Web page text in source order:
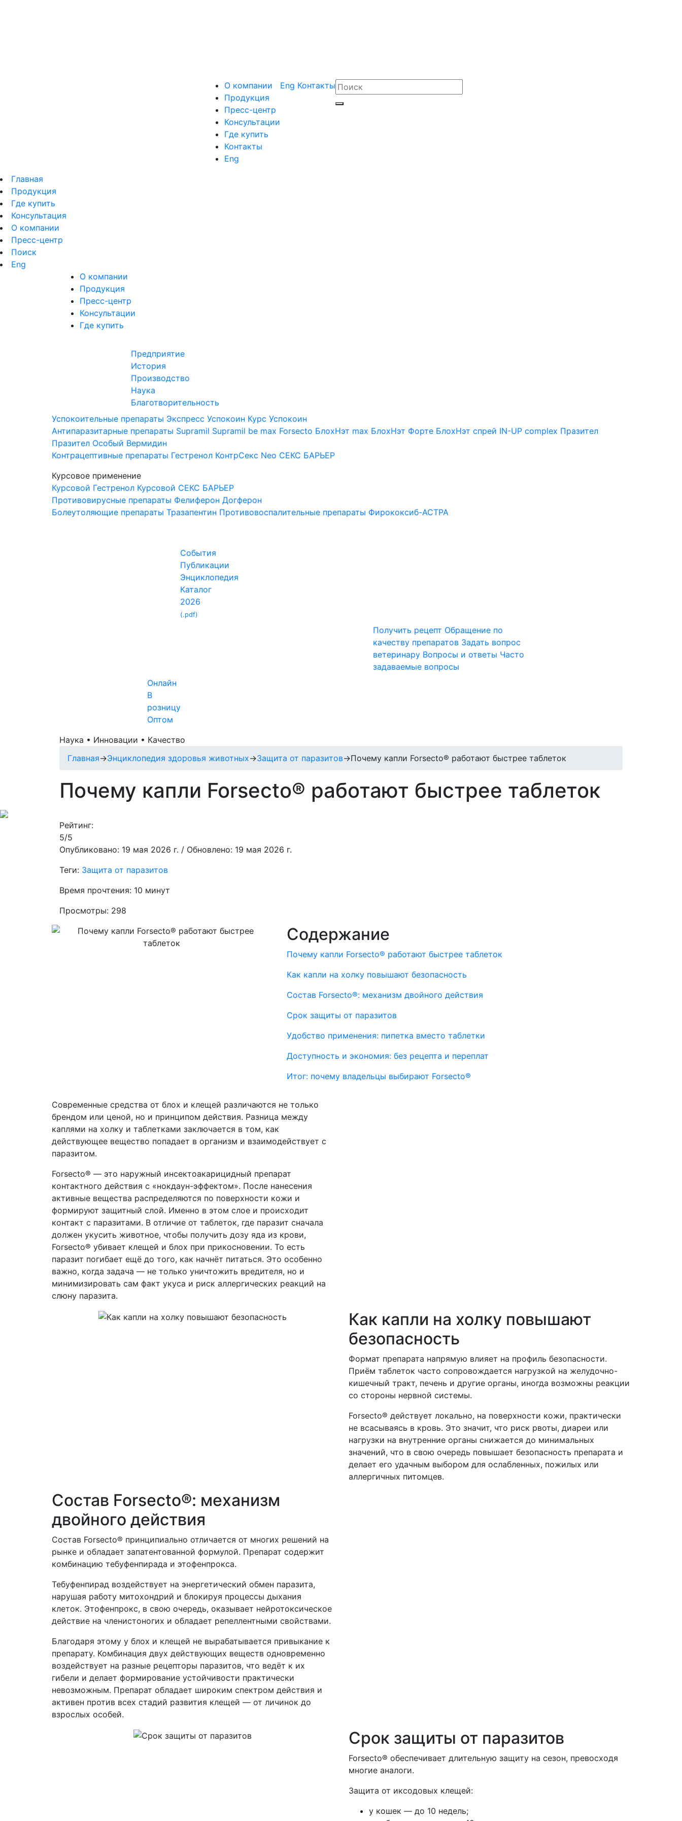
О компании
Продукция
Пресс-центр
Консультации
Где купить
Контакты
Eng
Eng Контакты
Главная
Продукция
Где купить
Консультация
О компании
Пресс-центр
Поиск
Eng
О компании
Продукция
Пресс-центр
Консультации
Где купить
Предприятие
История
Производство
Наука
Благотворительность
Успокоительные препараты Экспресс Успокоин Курс Успокоин
Антипаразитарные препараты Supramil Supramil be max Forsecto БлохНэт max БлохНэт Форте БлохНэт спрей IN-UP complex Празител
Празител Особый Вермидин
Контрацептивные препараты Гестренол КонтрСекс Neo СЕКС БАРЬЕР
Курсовое применение
Курсовой Гестренол Курсовой СЕКС БАРЬЕР
Противовирусные препараты Фелиферон Догферон
Болеутоляющие препараты Тразапентин Противовоспалительные препараты Фирококсиб-АСТРА
События
Публикации
Энциклопедия
Каталог
2026
(.pdf)
Получить рецепт Обращение по
качеству препаратов Задать вопрос
ветеринару Вопросы и ответы Часто
задаваемые вопросы
Онлайн
В
розницу
Оптом
Наука • Инновации • Качество
Главная→Энциклопедия здоровья животных→Защита от паразитов→Почему капли Forsecto® работают быстрее таблеток
Почему капли Forsecto® работают быстрее таблеток
Рейтинг:
5/5
Опубликовано: 19 мая 2026 г. / Обновлено: 19 мая 2026 г.
Теги: Защита от паразитов
Время прочтения: 10 минут
Просмотры: 298
Содержание
Почему капли Forsecto® работают быстрее таблеток
Как капли на холку повышают безопасность
Состав Forsecto®: механизм двойного действия
Срок защиты от паразитов
Удобство применения: пипетка вместо таблетки
Доступность и экономия: без рецепта и переплат
Итог: почему владельцы выбирают Forsecto®
Современные средства от блох и клещей различаются не только
брендом или ценой, но и принципом действия. Разница между
каплями на холку и таблетками заключается в том, как
действующее вещество попадает в организм и взаимодействует с
паразитом.
Forsecto® — это наружный инсектоакарицидный препарат
контактного действия с «нокдаун-эффектом». После нанесения
активные вещества распределяются по поверхности кожи и
формируют защитный слой. Именно в этом слое и происходит
контакт с паразитами. В отличие от таблеток, где паразит сначала
должен укусить животное, чтобы получить дозу яда из крови,
Forsecto® убивает клещей и блох при прикосновении. То есть
паразит погибает ещё до того, как начнёт питаться. Это особенно
важно, когда задача — не только уничтожить вредителя, но и
минимизировать сам факт укуса и риск аллергических реакций на
слюну паразита.
Как капли на холку повышают
безопасность
Формат препарата напрямую влияет на профиль безопасности.
Приём таблеток часто сопровождается нагрузкой на желудочно-
кишечный тракт, печень и другие органы, иногда возможны реакции
со стороны нервной системы.
Forsecto® действует локально, на поверхности кожи, практически
не всасываясь в кровь. Это значит, что риск рвоты, диареи или
нагрузки на внутренние органы снижается до минимальных
значений, что в свою очередь повышает безопасность препарата и
делает его удачным выбором для ослабленных, пожилых или
аллергичных питомцев.
Состав Forsecto®: механизм
двойного действия
Состав Forsecto® принципиально отличается от многих решений на
рынке и обладает запатентованной формулой. Препарат содержит
комбинацию тебуфенпирада и этофенпрокса.
Тебуфенпирад воздействует на энергетический обмен паразита,
нарушая работу митохондрий и блокируя процессы дыхания
клеток. Этофенпрокс, в свою очередь, оказывает нейротоксическое
действие на членистоногих и обладает репеллентными свойствами.
Благодаря этому у блох и клещей не вырабатывается привыкание к
препарату. Комбинация двух действующих веществ одновременно
воздействует на разные рецепторы паразитов, что ведёт к их
гибели и делает формирование устойчивости практически
невозможным. Препарат обладает широким спектром действия и
активен против всех стадий развития клещей — от личинок до
взрослых особей.
Срок защиты от паразитов
Forsecto® обеспечивает длительную защиту на сезон, превосходя
многие аналоги.
Защита от иксодовых клещей:
у кошек — до 10 недель;